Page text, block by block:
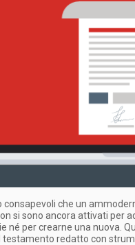
consapevoli che un
si sono ancora attivati per
né per crearne una nuova.
testamento redatto con